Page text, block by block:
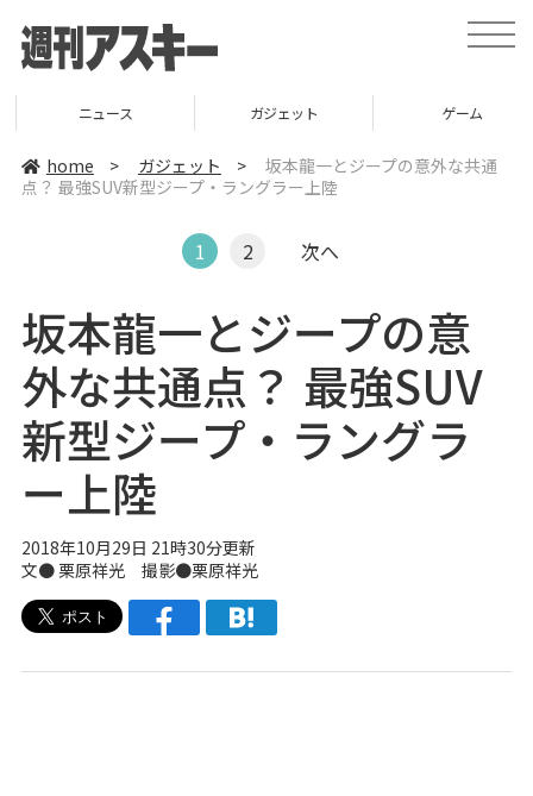
t
o
v
ニュース ガジェット ゲーム
home > ガジェット >
坂本龍一とジープの意外な共通
点？ 最強SUV新型ジープ・ラングラー上陸
1 2 次へ
坂本龍一とジープの意
外な共通点？ 最強SUV
新型ジープ・ラングラ
ー上陸
2018年10月29日 21時30分更新
文● 栗原祥光 撮影●栗原祥光